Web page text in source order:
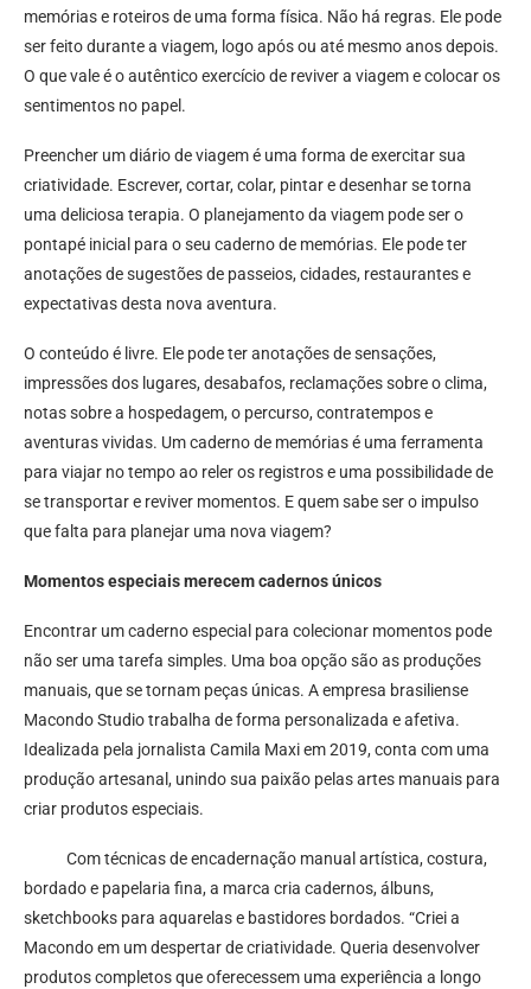
memórias e roteiros de uma forma física. Não há regras. Ele pode
ser feito durante a viagem, logo após ou até mesmo anos depois.
O que vale é o autêntico exercício de reviver a viagem e colocar os
sentimentos no papel.
Preencher um diário de viagem é uma forma de exercitar sua
criatividade. Escrever, cortar, colar, pintar e desenhar se torna
uma deliciosa terapia. O planejamento da viagem pode ser o
pontapé inicial para o seu caderno de memórias. Ele pode ter
anotações de sugestões de passeios, cidades, restaurantes e
expectativas desta nova aventura.
O conteúdo é livre. Ele pode ter anotações de sensações,
impressões dos lugares, desabafos, reclamações sobre o clima,
notas sobre a hospedagem, o percurso, contratempos e
aventuras vividas. Um caderno de memórias é uma ferramenta
para viajar no tempo ao reler os registros e uma possibilidade de
se transportar e reviver momentos. E quem sabe ser o impulso
que falta para planejar uma nova viagem?
Momentos especiais merecem cadernos únicos
Encontrar um caderno especial para colecionar momentos pode
não ser uma tarefa simples. Uma boa opção são as produções
manuais, que se tornam peças únicas. A empresa brasiliense
Macondo Studio trabalha de forma personalizada e afetiva.
Idealizada pela jornalista Camila Maxi em 2019, conta com uma
produção artesanal, unindo sua paixão pelas artes manuais para
criar produtos especiais.
Com técnicas de encadernação manual artística, costura,
bordado e papelaria fina, a marca cria cadernos, álbuns,
sketchbooks para aquarelas e bastidores bordados. “Criei a
Macondo em um despertar de criatividade. Queria desenvolver
produtos completos que oferecessem uma experiência a longo